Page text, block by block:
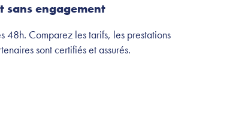
sans engagement
48h. Comparez les tarifs, les prestations
sont certifiés et assurés.